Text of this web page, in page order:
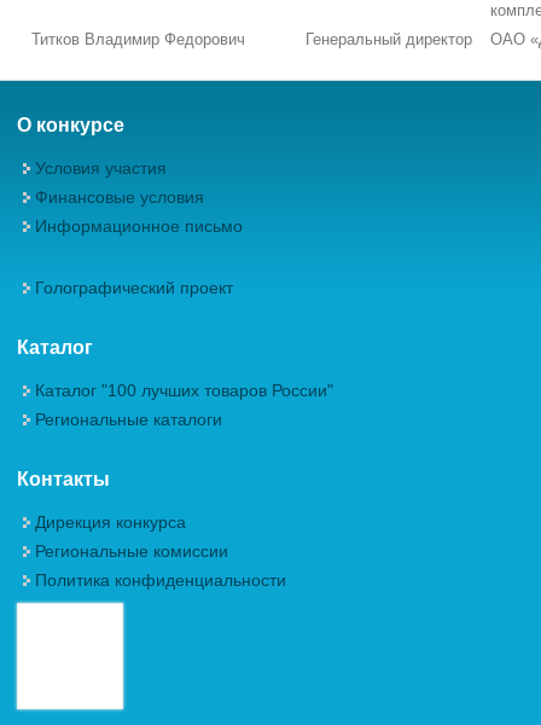
Титков Владимир Федорович
Генеральный директор ОАО
О конкурсе
Условия участия
Финансовые условия
Информационное письмо
Голографический проект
Каталог
Каталог "100 лучших товаров России"
Региональные каталоги
Контакты
Дирекция конкурса
Региональные комиссии
Политика конфиденциальности